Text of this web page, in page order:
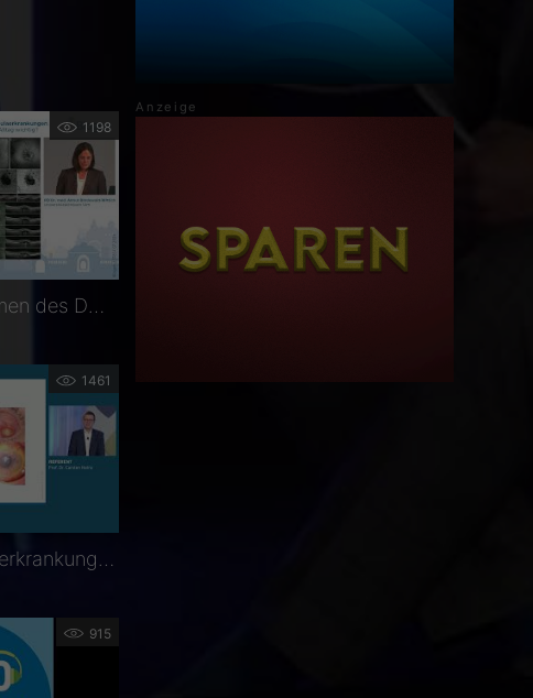
1198
Symposium im Rahmen des DOC-Kongresses 2024: Biomarker in der bildgebenden Diagnostik – was ist im klinischen Alltag wichtig?
1461
915